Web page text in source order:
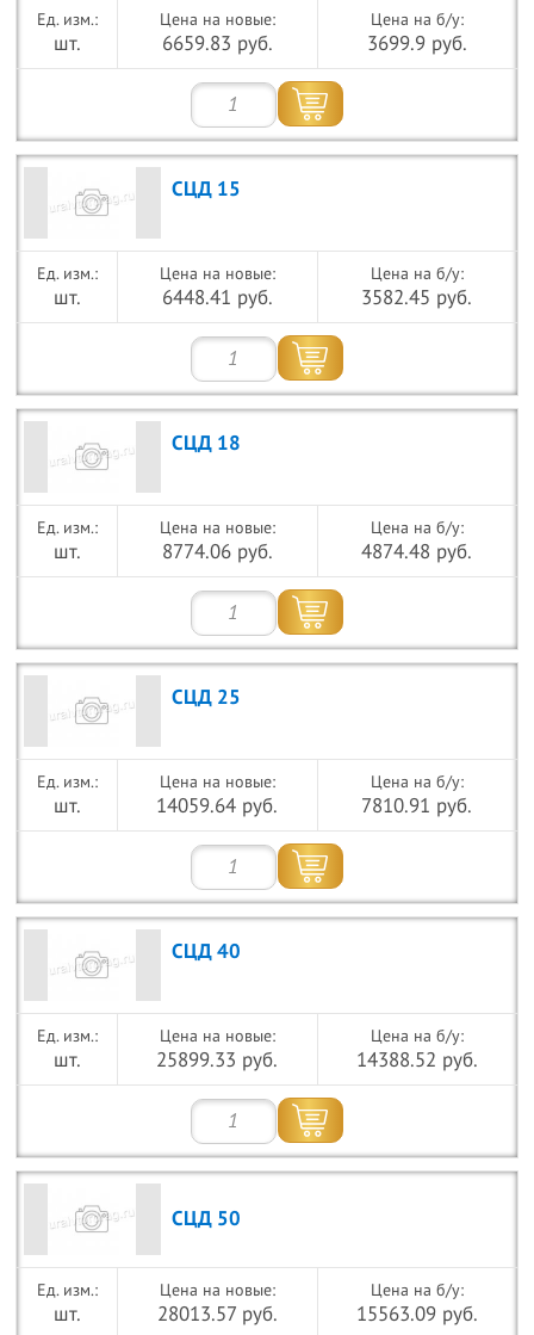
шт.
Цена на новые:
6659.83 руб.
Цена на б/у:
3699.9 руб.
СЦД 15
шт.
Цена на новые:
6448.41 руб.
Цена на б/у:
3582.45 руб.
СЦД 18
шт.
Цена на новые:
8774.06 руб.
Цена на б/у:
4874.48 руб.
СЦД 25
шт.
Цена на новые:
14059.64 руб.
Цена на б/у:
7810.91 руб.
СЦД 40
шт.
Цена на новые:
25899.33 руб.
Цена на б/у:
14388.52 руб.
СЦД 50
шт.
Цена на новые:
28013.57 руб.
Цена на б/у:
15563.09 руб.